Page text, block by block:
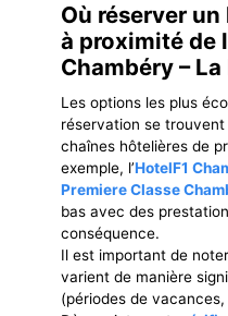
Où réserver
à proximité de
Chambéry –
Les options les plus
réservation se
chaînes hôtelières de
exemple, l’HotelF1
Premiere Classe
bas avec des
conséquence.
Il est important de
varient de manière
(périodes de